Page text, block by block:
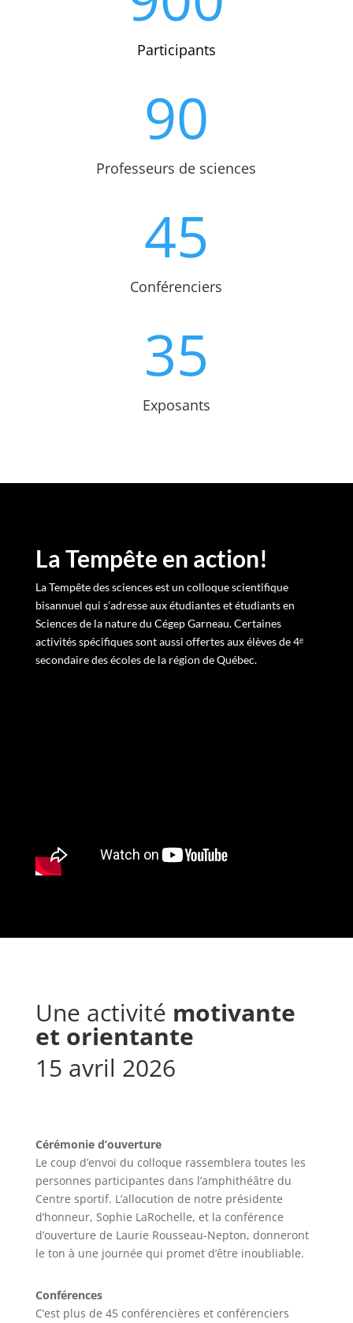
Participants
90
Professeurs de sciences
45
Conférenciers
35
Exposants
La Tempête en action!
La Tempête des sciences est un colloque scientifique
bisannuel qui s’adresse aux étudiantes et étudiants en
Sciences de la nature du Cégep Garneau. Certaines
activités spécifiques sont aussi offertes aux élèves de 4ᵉ
secondaire des écoles de la région de Québec.
Une activité motivante
et orientante
15 avril 2026
Cérémonie d’ouverture
Le coup d’envoi du colloque rassemblera toutes les
personnes participantes dans l’amphithéâtre du
Centre sportif. L’allocution de notre présidente
d’honneur, Sophie LaRochelle, et la conférence
d’ouverture de Laurie Rousseau-Nepton, donneront
le ton à une journée qui promet d’être inoubliable.
Conférences
C’est plus de 45 conférencières et conférenciers